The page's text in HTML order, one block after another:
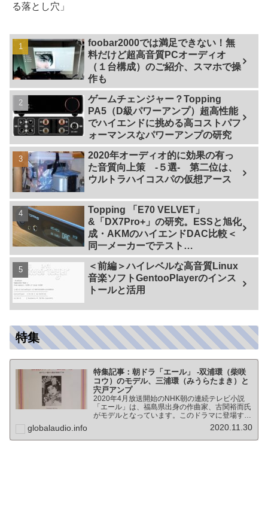
る落とし穴」
foobar2000では満足できない！無
料だけど超高音質PCオーディオ
（１台構成）のご紹介、スマホで操
作も
ゲームチェンジャー？Topping
PA5（D級パワーアンプ）超高性能
でハイエンドに挑める高コストパフ
ォーマンスなパワーアンプの研究
2020年オーディオ的に効果の有っ
た音質向上策 -５選- 第二位は、
ウルトラハイコスパの仮想アース
Topping 「E70 VELVET」
&「DX7Pro+」の研究。ESSと旭化
成・AKMのハイエンドDAC比較＜
同一メーカーでテスト
【ES9038PRO Vs AK4499EX】＞
＜前編＞ハイレベルな高音質Linux
音楽ソフトGentooPlayerのインス
トールと活用
特集
特集記事：朝ドラ「エール」 -双浦環（柴咲
コウ）のモデル、三浦環（みうらたまき）と
宍戸アンプ
2020年4月放送開始のNHK朝の連続テレビ小説
「エール」は、福島県出身の作曲家、古関裕而氏
がモデルとなっています。このドラマに登場する
戦前の声楽家、三浦環さんと、本サイトにも登場
する宍戸公一氏のアンプ（著書「送信管によるシ
ングルアンプ製作…
globalaudio.info 2020.11.30